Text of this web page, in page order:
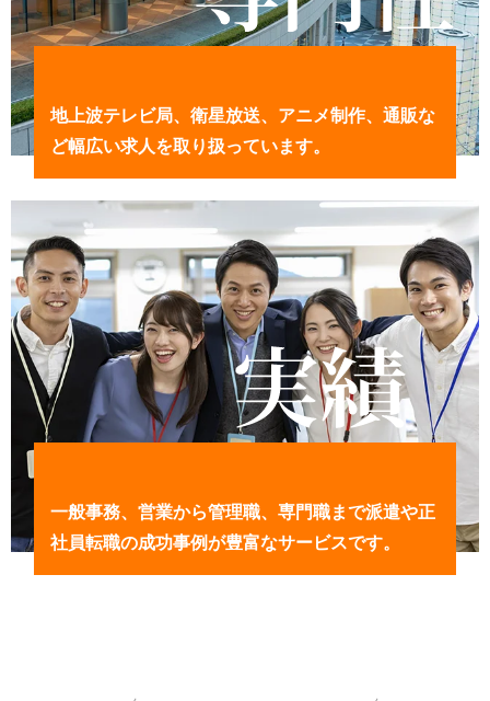
地上波テレビ局、衛星放送、アニメ制作、通販な
ど幅広い求人を取り扱っています。
一般事務、営業から管理職、専門職まで派遣や正
社員転職の成功事例が豊富なサービスです。